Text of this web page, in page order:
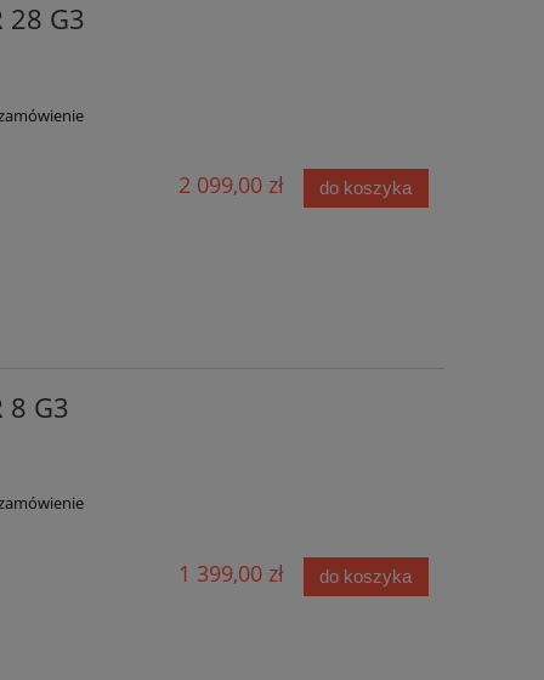
28 G3
2 099,00 zł do koszyka
8 G3
1 399,00 zł do koszyka